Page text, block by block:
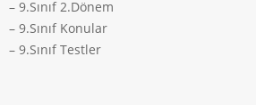
– 9.Sınıf 2.Dönem
– 9.Sınıf Konular
– 9.Sınıf Testler